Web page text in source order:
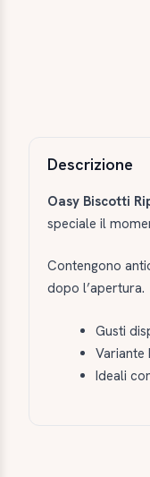
Descrizione
Oasy Biscotti
speciale il
Contengono
dopo l’apertura.
Gusti
Variante
Ideali